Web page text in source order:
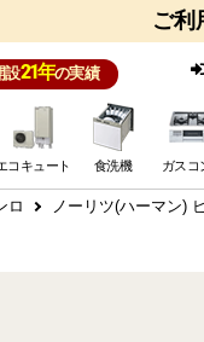
ご
設21年の実績
コキュート 食洗機 ガスコ
ロ ノーリツ(ハーマン)